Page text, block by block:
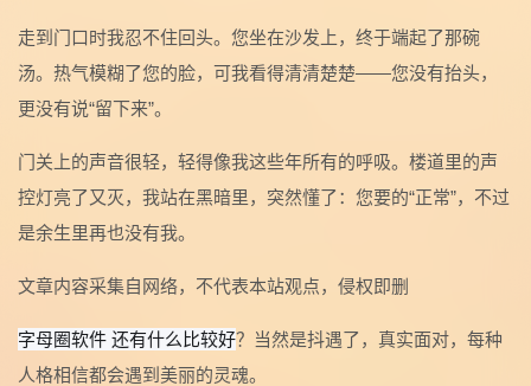
走到门口时我忍不住回头。您坐在沙发上，终于端起了那碗
汤。热气模糊了您的脸，可我看得清清楚楚——您没有抬头，
更没有说“留下来”。
门关上的声音很轻，轻得像我这些年所有的呼吸。楼道里的声
控灯亮了又灭，我站在黑暗里，突然懂了：您要的“正常”，不过
是余生里再也没有我。
文章内容采集自网络，不代表本站观点，侵权即删
字母圈软件 还有什么比较好？当然是抖遇了，真实面对，每种
人格相信都会遇到美丽的灵魂。